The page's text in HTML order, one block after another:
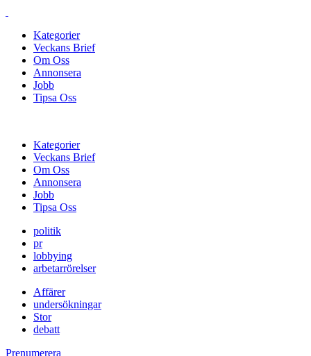
Kategorier
Veckans Brief
Om Oss
Annonsera
Jobb
Tipsa Oss
Kategorier
Veckans Brief
Om Oss
Annonsera
Jobb
Tipsa Oss
politik
pr
lobbying
arbetarrörelser
Affärer
undersökningar
Stor
debatt
Prenumerera